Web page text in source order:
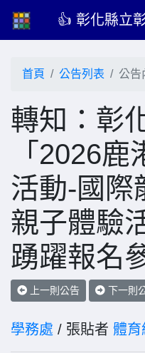
👍 彰化縣立
首頁 公告列表 公告
轉知：彰
「2026鹿
活動-國際
親子體驗
踴躍報名
上一則公告 下一則
學務處 / 張貼者 體育